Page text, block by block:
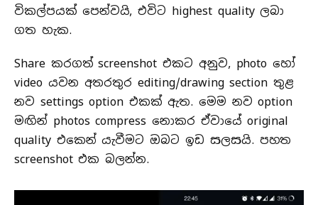
විකල්පයක් පෙන්වයි, එවිට highest quality ලබා
ගත හැක.
Share කරගත් screenshot එකට අනුව, photo හෝ
video යවන අතරතුර editing/drawing section තුළ
නව settings option එකක් ඇත. මෙම නව option
මඟින් photos compress නොකර ඒවායේ original
quality එකෙන් යැවීමට ඔබට ඉඩ සලසයි. පහත
screenshot එක බලන්න.